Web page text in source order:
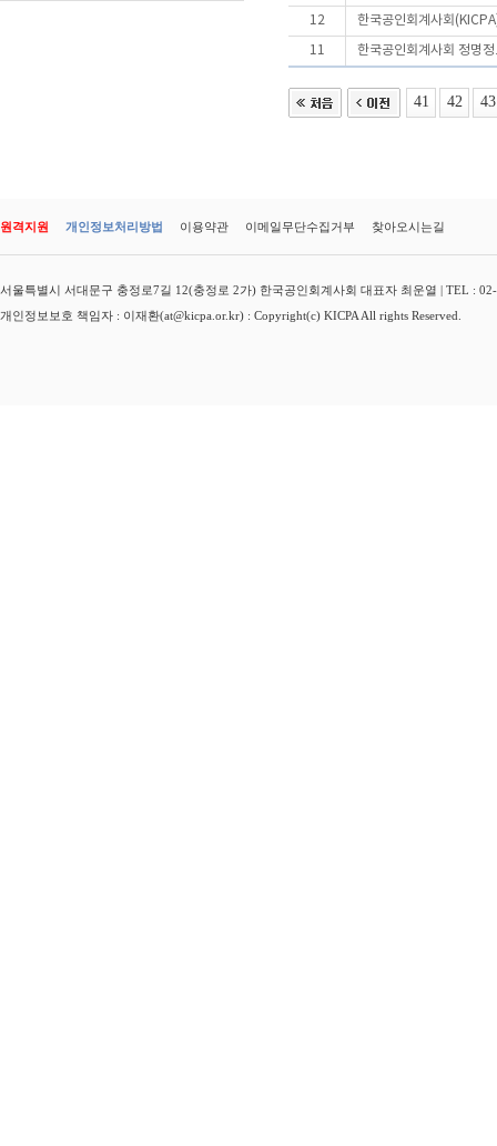
12 한국공인회계사회
11 한국공인회계사회 정명
41 42 43
원격지원 개인정보처리방법 이용약관 이메일무단수집거부 찾아오시는길
서울특별시 서대문구 충정로7길 12(충정로 2가) 한국공인회계사회 대표자 최운열 | TEL :
개인정보보호 책임자 : 이재환(at@kicpa.or.kr) : Copyright(c) KICPA All rights Reserved.